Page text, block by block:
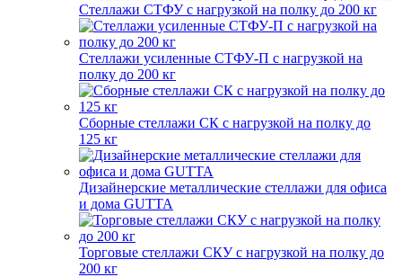
Стеллажи СТФУ с нагрузкой на полку до 200 кг
Стеллажи усиленные СТФУ-П с нагрузкой на
полку до 200 кг
Сборные стеллажи СК с нагрузкой на полку до
125 кг
Дизайнерские металлические стеллажи для офиса
и дома GUTTA
Торговые стеллажи СКУ с нагрузкой на полку до
200 кг